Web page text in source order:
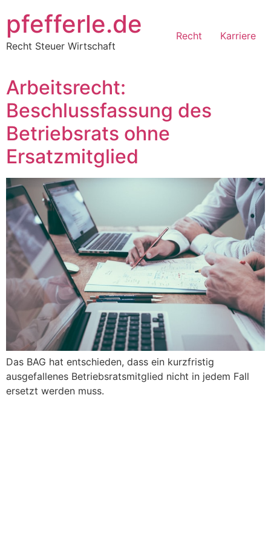
Inhalt
springen
pfefferle.de
Recht Steuer Wirtschaft
Recht Karriere
Arbeitsrecht:
Beschlussfassung des
Betriebsrats ohne
Ersatzmitglied
Das BAG hat entschieden, dass ein kurzfristig
ausgefallenes Betriebsratsmitglied nicht in jedem Fall
ersetzt werden muss.